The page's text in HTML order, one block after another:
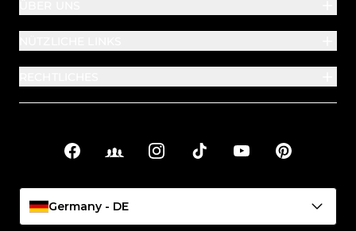
Soziale Links
FacebookFacebook Groups
InstagramTikTok YouTubePinterest
Germany - DE